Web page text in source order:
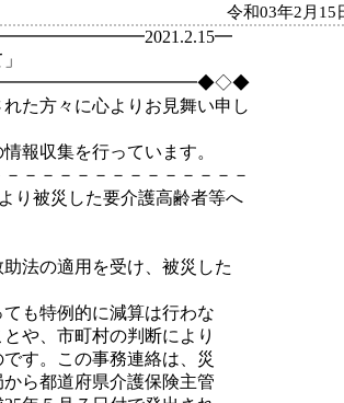
令和03年2月15
た方々に心よりお見舞い申し
報収集を行っています。
－－－－－－－－－－－－－
り被災した要介護高齢者等へ
法の適用を受け、被災した
も特例的に減算は行わな
や、市町村の判断により
す。この事務連絡は、災
ら都道府県介護保険主管